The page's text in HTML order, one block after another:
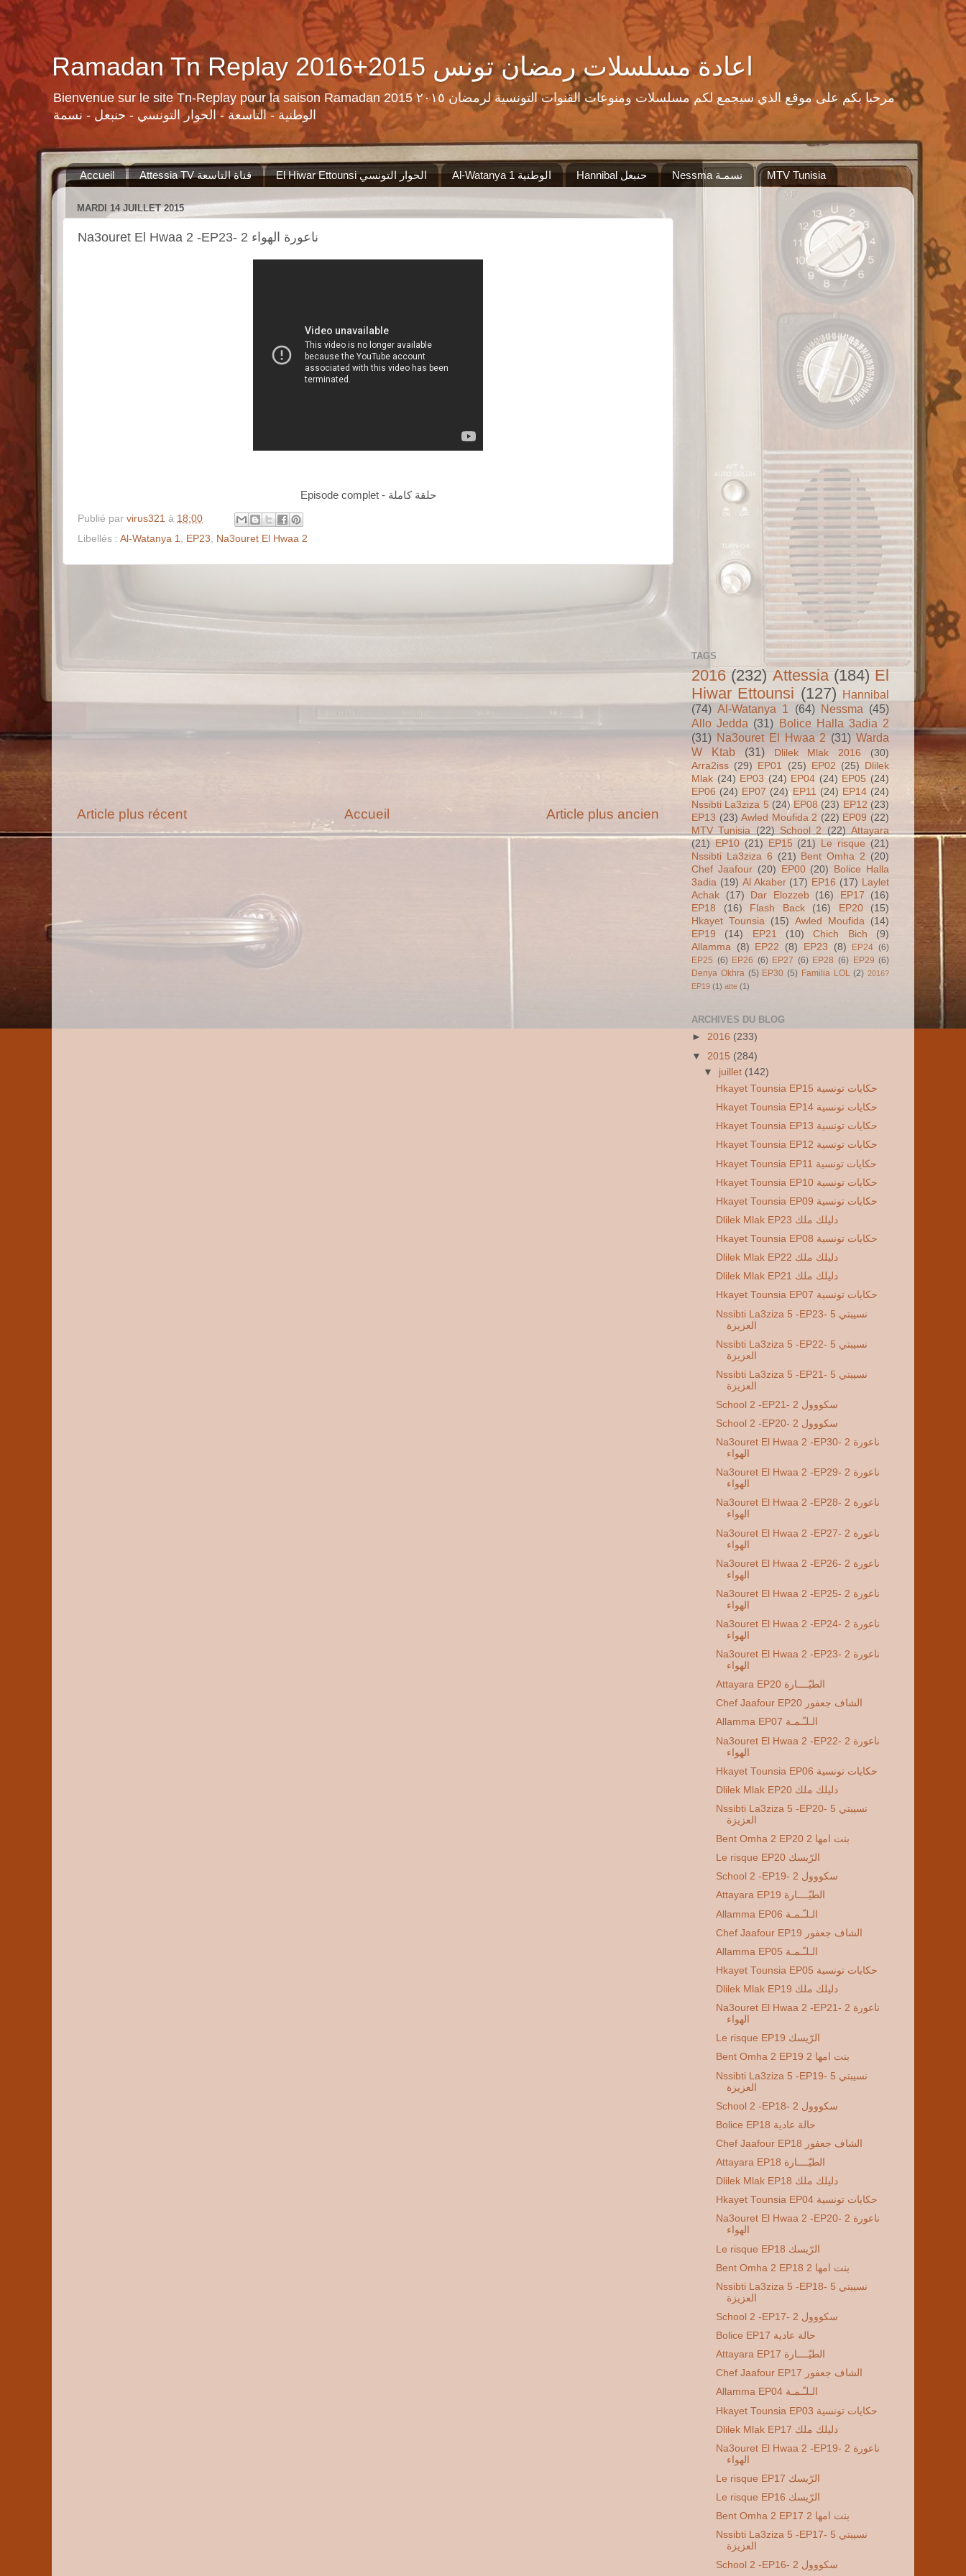
Ramadan Tn Replay 2016+2015 اعادة مسلسلات رمضان تونس
Bienvenue sur le site Tn-Replay pour la saison Ramadan 2015 مرحبا بكم على موقع الذي سيجمع لكم مسلسلات ومنوعات القنوات التونسية لرمضان ٢٠١٥
الوطنية - التاسعة - الحوار التونسي - حنبعل - نسمة
Accueil Attessia TV قناة التاسعة El Hiwar Ettounsi الحوار التونسي Al-Watanya 1 الوطنية Hannibal حنبعل‬ MTV Tunisia
MARDI 14 JUILLET 2015
Na3ouret El Hwaa 2 -EP23- 2 ناعورة الهواء
Episode complet - حلقة كاملة
Publié par virus321 à 18:00
Libellés : Al-Watanya 1 EP23 Na3ouret El Hwaa 2
Article plus récent Article plus ancien
Accueil
TAGS
2016 (232) Attessia (184) El
Hiwar Ettounsi (127) Hannibal
(74) Al-Watanya 1 (64) Nessma (45)
Allo Jedda (31) Bolice Halla 3adia 2
(31) Na3ouret El Hwaa 2 (31) Warda
W Ktab
(31) Dlilek Mlak 2016
(30)
Arra2iss (29) EP01 (25) EP02 (25) Dlilek
Mlak (24) EP03 (24) EP04 (24) EP05 (24)
EP06 (24) EP07 (24) EP11 (24) EP14 (24)
Nssibti La3ziza 5 (24) EP08 (23) EP12 (23)
EP13 (23) Awled Moufida 2 (22) EP09 (22)
MTV Tunisia (22) School 2 (22) Attayara
(21) EP10 (21) EP15 (21) Le risque (21)
Nssibti La3ziza 6 (21) Bent Omha 2 (20)
Chef Jaafour (20) EP00 (20) Bolice Halla
3adia (19) Al Akaber (17) EP16 (17) Laylet
Achak
(17) Dar Elozzeb (16) EP17
(16)
EP18
(16) Flash Back (16) EP20
(15)
Hkayet Tounsia
(15) Awled Moufida
(14)
EP19
(14) EP21 (10) Chich Bich
(9)
Allamma
(8) EP22 (8) EP23 (8) EP24 (6)
EP25 (6) EP26 (6) EP27 (6) EP28 (6) EP29 (6)
Denya Okhra (5) EP30 (5) Familia LOL (2) 2016?
EP19 (1) atte (1)
ARCHIVES DU BLOG
► 2016 (233)
▼ 2015 (284)
▼ juillet (142)
Hkayet Tounsia EP15 حكايات تونسية
Hkayet Tounsia EP14 حكايات تونسية
Hkayet Tounsia EP13 حكايات تونسية
Hkayet Tounsia EP12 حكايات تونسية
Hkayet Tounsia EP11 حكايات تونسية
Hkayet Tounsia EP10 حكايات تونسية
Hkayet Tounsia EP09 حكايات تونسية
Dlilek Mlak EP23 دليلك ملك
Hkayet Tounsia EP08 حكايات تونسية
Dlilek Mlak EP22 دليلك ملك
Dlilek Mlak EP21 دليلك ملك
Hkayet Tounsia EP07 حكايات تونسية
Nssibti La3ziza 5 -EP23- 5 نسيبتي
العزيزة
Nssibti La3ziza 5 -EP22- 5 نسيبتي
العزيزة
Nssibti La3ziza 5 -EP21- 5 نسيبتي
العزيزة
School 2 -EP21- 2 سكووول
School 2 -EP20- 2 سكووول
Na3ouret El Hwaa 2 -EP30- 2 ناعورة
الهواء
Na3ouret El Hwaa 2 -EP29- 2 ناعورة
الهواء
Na3ouret El Hwaa 2 -EP28- 2 ناعورة
الهواء
Na3ouret El Hwaa 2 -EP27- 2 ناعورة
الهواء
Na3ouret El Hwaa 2 -EP26- 2 ناعورة
الهواء
Na3ouret El Hwaa 2 -EP25- 2 ناعورة
الهواء
Na3ouret El Hwaa 2 -EP24- 2 ناعورة
الهواء
Na3ouret El Hwaa 2 -EP23- 2 ناعورة
الهواء
Attayara EP20 الطيّــــارة
Chef Jaafour EP20 الشاف جعفور
Allamma EP07 الـلـّـمـة
Na3ouret El Hwaa 2 -EP22- 2 ناعورة
الهواء
Hkayet Tounsia EP06 حكايات تونسية
Dlilek Mlak EP20 دليلك ملك
Nssibti La3ziza 5 -EP20- 5 نسيبتي
العزيزة
Bent Omha 2 EP20 2 بنت امها
Le risque EP20 الرّيسك
School 2 -EP19- 2 سكووول
Attayara EP19 الطيّــــارة
Allamma EP06 الـلـّـمـة
Chef Jaafour EP19 الشاف جعفور
Allamma EP05 الـلـّـمـة
Hkayet Tounsia EP05 حكايات تونسية
Dlilek Mlak EP19 دليلك ملك
Na3ouret El Hwaa 2 -EP21- 2 ناعورة
الهواء
Le risque EP19 الرّيسك
Bent Omha 2 EP19 2 بنت امها
Nssibti La3ziza 5 -EP19- 5 نسيبتي
العزيزة
School 2 -EP18- 2 سكووول
Bolice EP18 حالة عادية
Chef Jaafour EP18 الشاف جعفور
Attayara EP18 الطيّــــارة
Dlilek Mlak EP18 دليلك ملك
Hkayet Tounsia EP04 حكايات تونسية
Na3ouret El Hwaa 2 -EP20- 2 ناعورة
الهواء
Le risque EP18 الرّيسك
Bent Omha 2 EP18 2 بنت امها
Nssibti La3ziza 5 -EP18- 5 نسيبتي
العزيزة
School 2 -EP17- 2 سكووول
Bolice EP17 حالة عادية
Attayara EP17 الطيّــــارة
Chef Jaafour EP17 الشاف جعفور
Allamma EP04 الـلـّـمـة
Hkayet Tounsia EP03 حكايات تونسية
Dlilek Mlak EP17 دليلك ملك
Na3ouret El Hwaa 2 -EP19- 2 ناعورة
الهواء
Le risque EP17 الرّيسك
Le risque EP16 الرّيسك
Bent Omha 2 EP17 2 بنت امها
Nssibti La3ziza 5 -EP17- 5 نسيبتي
العزيزة
School 2 -EP16- 2 سكووول